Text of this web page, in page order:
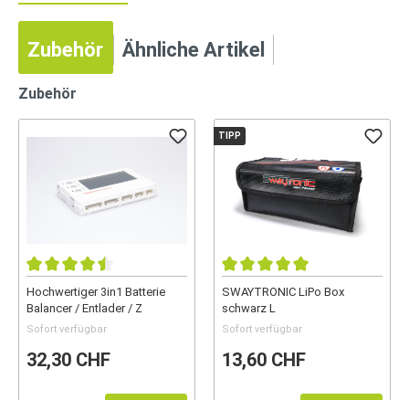
Zubehör Ähnliche Artikel
Zubehör
Hochwertiger 3in1 Batterie
Balancer / Entlader / Z
Sofort verfügbar
32,30 CHF
TIPP
SWAYTRONIC LiPo Box
schwarz L
Sofort verfügbar
13,60 CHF